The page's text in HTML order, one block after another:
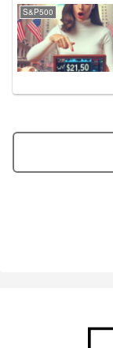
S&P500